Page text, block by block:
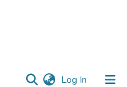
Log In (current)